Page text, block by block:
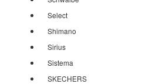
Select
Shimano
Sirius
Sistema
SKECHERS